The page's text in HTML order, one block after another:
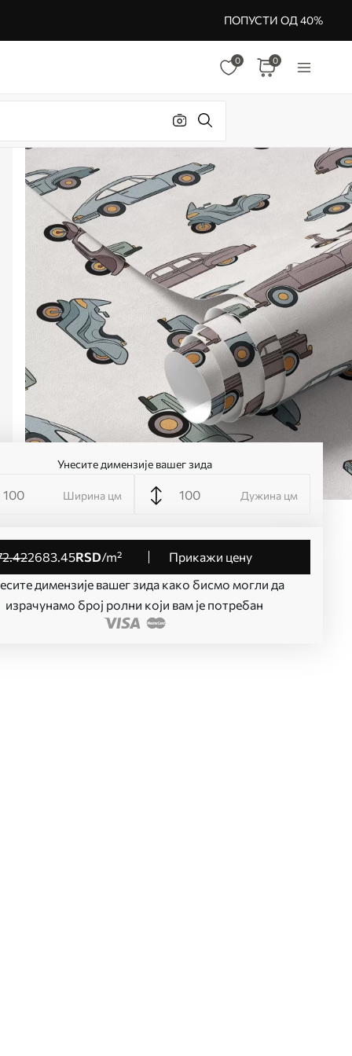
ПОПУСТИ ОД 40%
0 0
Унесите димензије вашег зида
Ширина цм Дужина цм
.422683.45RSD/m²
Прикажи цену
димензије вашег зида како бисмо могли да
израчунамо број ролни који вам је потребан